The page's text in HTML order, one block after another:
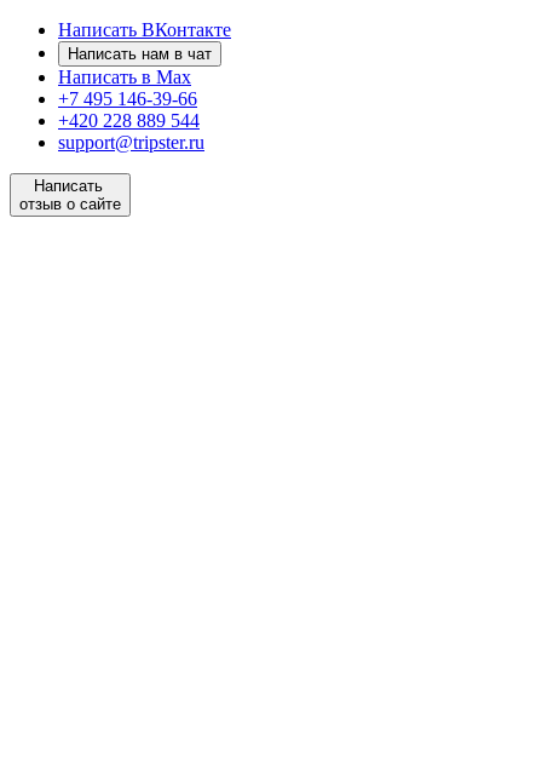
Написать ВКонтакте
Написать нам в чат
Написать в Max
+7 495 146-39-66
+420 228 889 544
support@tripster.ru
Написать
отзыв о сайте